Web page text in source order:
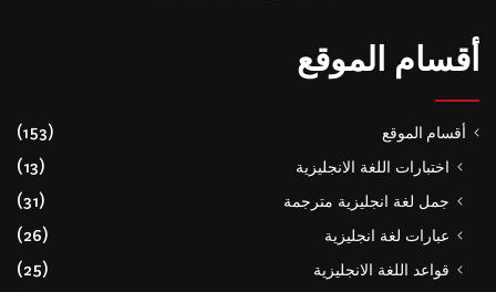
أقسام الموقع
أقسام الموقع (153)
اختبارات اللغة الانجليزية
(13)
جمل لغة انجليزية مترجمة
(31)
عبارات لغة انجليزية
(26)
قواعد اللغة الانجليزية
(25)